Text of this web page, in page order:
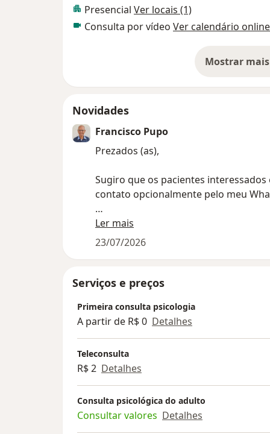
Presencial Ver locais (1)
Consulta por vídeo Ver calendário online
Mostrar
Novidades
Francisco Pupo
Prezados (as),
Sugiro que os pacientes
contato opcionalmente pelo meu
Emito recibo (receita saúde) para
Ler mais
23/07/2026
Serviços e preços
Primeira consulta psicologia
A partir de R$ 0 Detalhes
Teleconsulta
R$ 2 Detalhes
Consulta psicológica do adulto
Consultar valores Detalhes